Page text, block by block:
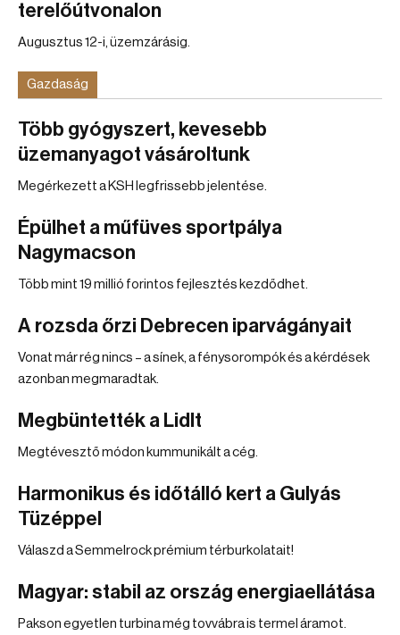
terelőútvonalon
Augusztus 12-i, üzemzárásig.
Gazdaság
Több gyógyszert, kevesebb
üzemanyagot vásároltunk
Megérkezett a KSH legfrissebb jelentése.
Épülhet a műfüves sportpálya
Nagymacson
Több mint 19 millió forintos fejlesztés kezdődhet.
A rozsda őrzi Debrecen iparvágányait
Vonat már rég nincs – a sínek, a fénysorompók és a kérdések
azonban megmaradtak.
Megbüntették a Lidlt
Megtévesztő módon kummunikált a cég.
Harmonikus és időtálló kert a Gulyás
Tüzéppel
Válaszd a Semmelrock prémium térburkolatait!
Magyar: stabil az ország energiaellátása
Pakson egyetlen turbina még tovvábra is termel áramot.